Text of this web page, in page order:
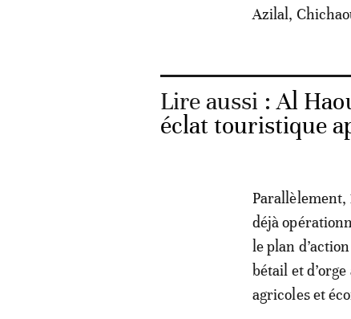
Azilal,
Lire aussi :Al
éclat touristique
Parallèlement,
déjà
le plan
bétail et
agricoles et